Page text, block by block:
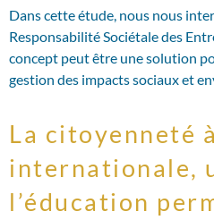
Dans cette étude, nous nous
Responsabilité Sociétale des
concept peut être une solution
gestion des impacts sociaux et
La citoyenneté
internationale,
l’éducation